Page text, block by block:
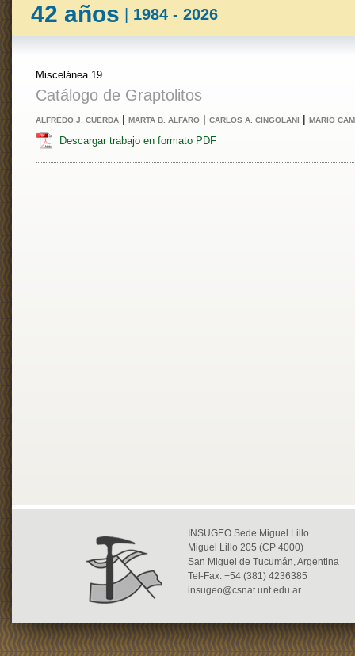
42 años | 1984 - 2026
Miscelánea 19
Catálogo de Graptolitos
ALFREDO J. CUERDA | MARTA B. ALFARO | CARLOS A. CINGOLANI | MARIO
Descargar trabajo en formato PDF
INSUGEO Sede Miguel Lillo
Miguel Lillo 205 (CP 4000)
San Miguel de Tucumán, Argentina
Tel-Fax: +54 (381) 4236385
insugeo@csnat.unt.edu.ar